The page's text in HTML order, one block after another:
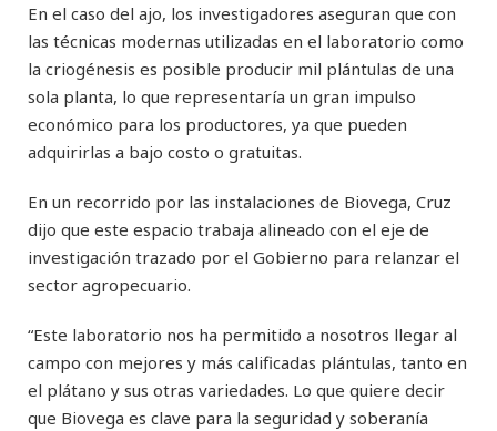
En el caso del ajo, los investigadores aseguran que con
las técnicas modernas utilizadas en el laboratorio como
la criogénesis es posible producir mil plántulas de una
sola planta, lo que representaría un gran impulso
económico para los productores, ya que pueden
adquirirlas a bajo costo o gratuitas.
En un recorrido por las instalaciones de Biovega, Cruz
dijo que este espacio trabaja alineado con el eje de
investigación trazado por el Gobierno para relanzar el
sector agropecuario.
“Este laboratorio nos ha permitido a nosotros llegar al
campo con mejores y más calificadas plántulas, tanto en
el plátano y sus otras variedades. Lo que quiere decir
que Biovega es clave para la seguridad y soberanía